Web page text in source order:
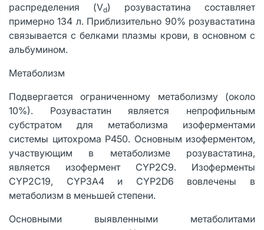
распределения (Vd) розувастатина составляет
примерно 134 л. Приблизительно 90% розувастатина
связывается с белками плазмы крови, в основном с
альбумином.
Метаболизм
Подвергается ограниченному метаболизму (около
10%). Розувастатин является непрофильным
субстратом для метаболизма изоферментами
системы цитохрома Р450. Основным изоферментом,
участвующим в метаболизме розувастатина,
является изофермент CYP2C9. Изоферменты
CYP2C19, CYP3A4 и CYP2D6 вовлечены в
метаболизм в меньшей степени.
Основными выявленными метаболитами